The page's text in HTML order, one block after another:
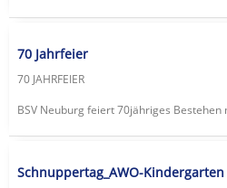
70 Jahrfeier
70 JAHRFEIER
BSV Neuburg feiert 70jähriges Bestehen
Schnuppertag_AWO-Kindergarten